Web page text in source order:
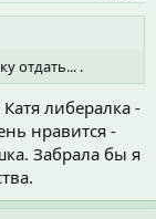
отдать... .
либералка -
нравится -
Забрала бы я